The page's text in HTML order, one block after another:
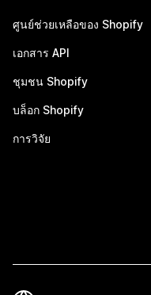
ศูนย์ช่วยเหลือของ Shopify
เอกสาร API
ชุมชน Shopify
บล็อก Shopify
การวิจัย